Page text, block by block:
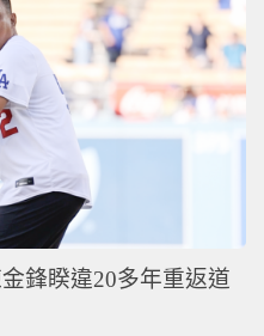
鋒睽違20多年重返道